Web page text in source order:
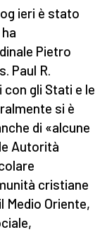
ieri è stato
Pietro
Paul R.
gli Stati e le
si è
di «alcune
Autorità
cristiane
Medio Oriente,